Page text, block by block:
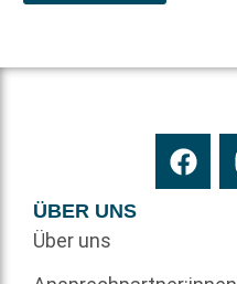
ÜBER UNS
Über uns